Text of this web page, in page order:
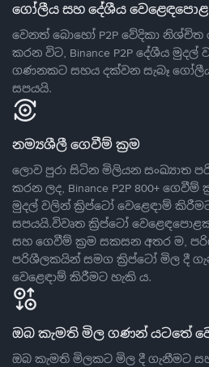
ගෝලීය සහ දේශීය වෙළෙඳපොළ
වෙනත් බොහෝ P2P වේදිකා
කරන විට, Binance P2P දේශීය මුදල්
ගණනකට සහය දක්වන සැබෑ
සපයයි.
නම්‍යශීලී ගෙවීම් ක්‍රම
ලොව පුරා සිටින මිලියන සංඛ්‍යාත
කරන ලද, Binance P2P 800+ ගෙවීම්
මුදල් වලින් ක්‍රිප්ටෝ වෙළෙඳාම්
සපයයි.විවෘත ක්‍රිප්ටෝ
සහ ගෙවීම් ක්‍රම සකසන අතර ම,
පරිශීලකයින් සමග ක්‍රිප්ටෝ මිල දී
වෙළෙඳාම් කිරීමට හැකි ය.
ඔබ කැමති මිල ගණන් යටතේ
ඔබ කැමති මිලකට මිල දී ගැනීමට